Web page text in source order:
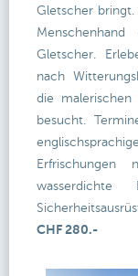
Gletscher
Gletscher.
nach
die malerischen
besucht.
wasserdichte
CHF 280.-